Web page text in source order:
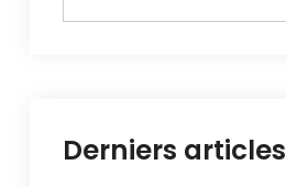
Derniers articles